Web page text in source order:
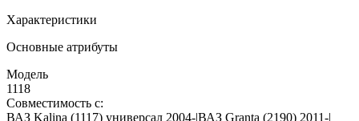
Характеристики
Основные атрибуты
Модель
1118
Совместимость с:
ВАЗ Kalina (1117) универсал 2004-|ВАЗ Granta (2190) 2011-|